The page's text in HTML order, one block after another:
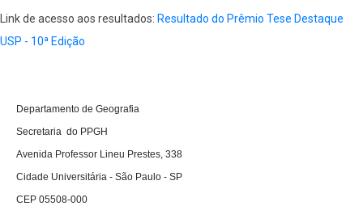
Link de acesso aos resultados: Resultado do Prêmio Tese Destaque
USP - 10ª Edição
Departamento de Geografia
Secretaria  do PPGH
Avenida Professor Lineu Prestes, 338
Cidade Universitária - São Paulo - SP
CEP 05508-000